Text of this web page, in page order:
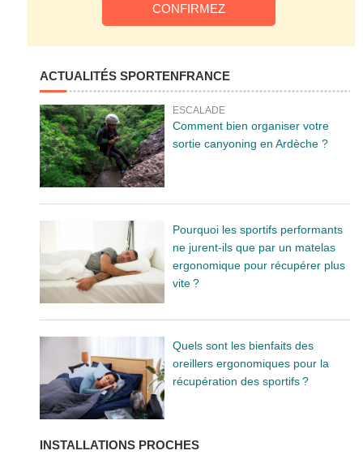
ACTUALITÉS SPORTENFRANCE
ESCALADE
Comment bien organiser votre
sortie canyoning en Ardèche ?
Pourquoi les sportifs performants
ne jurent-ils que par un matelas
ergonomique pour récupérer plus
vite ?
Quels sont les bienfaits des
oreillers ergonomiques pour la
récupération des sportifs ?
INSTALLATIONS PROCHES